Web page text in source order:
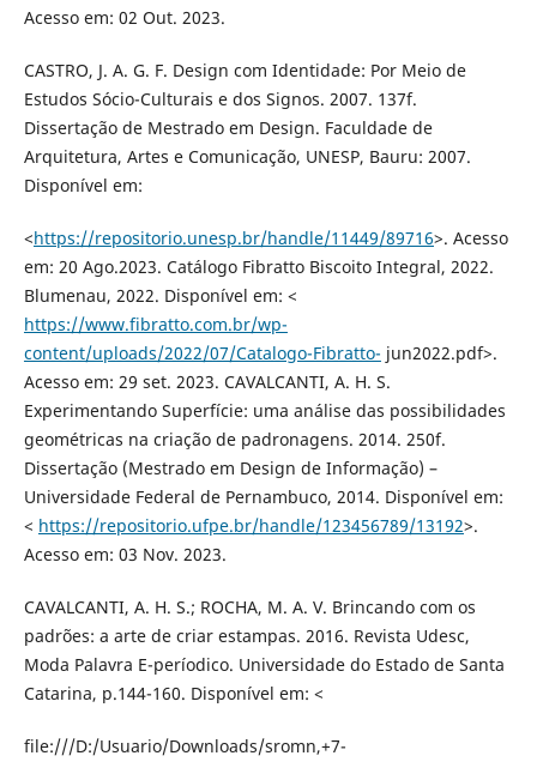
Acesso em: 02 Out. 2023.
CASTRO, J. A. G. F. Design com Identidade: Por Meio de
Estudos Sócio-Culturais e dos Signos. 2007. 137f.
Dissertação de Mestrado em Design. Faculdade de
Arquitetura, Artes e Comunicação, UNESP, Bauru: 2007.
Disponível em:
<https://repositorio.unesp.br/handle/11449/89716>. Acesso
em: 20 Ago.2023. Catálogo Fibratto Biscoito Integral, 2022.
Blumenau, 2022. Disponível em: <
https://www.fibratto.com.br/wp-
content/uploads/2022/07/Catalogo-Fibratto- jun2022.pdf>.
Acesso em: 29 set. 2023. CAVALCANTI, A. H. S.
Experimentando Superfície: uma análise das possibilidades
geométricas na criação de padronagens. 2014. 250f.
Dissertação (Mestrado em Design de Informação) –
Universidade Federal de Pernambuco, 2014. Disponível em:
< https://repositorio.ufpe.br/handle/123456789/13192>.
Acesso em: 03 Nov. 2023.
CAVALCANTI, A. H. S.; ROCHA, M. A. V. Brincando com os
padrões: a arte de criar estampas. 2016. Revista Udesc,
Moda Palavra E-períodico. Universidade do Estado de Santa
Catarina, p.144-160. Disponível em: <
file:///D:/Usuario/Downloads/sromn,+7-